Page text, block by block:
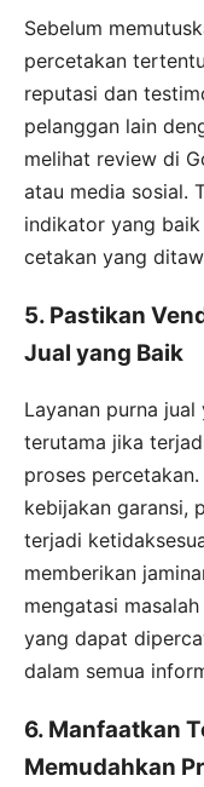
Sebelum
percetakan
reputasi dan
pelanggan lain
melihat review di
atau media sosial.
indikator yang
cetakan yang
5. Pastikan
Jual yang Baik
Layanan purna
terutama jika
proses
kebijakan garansi,
terjadi
memberikan
mengatasi
yang dapat
dalam semua
6. Manfaatkan
Memudahkan